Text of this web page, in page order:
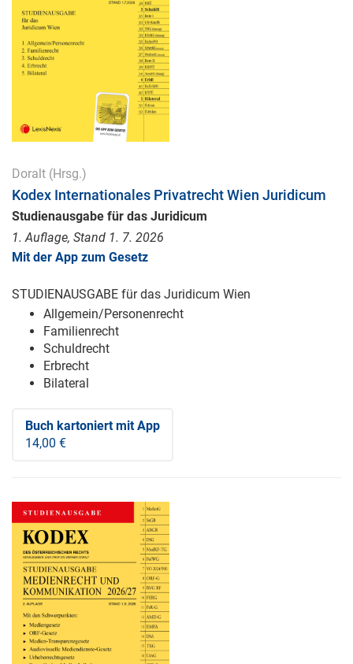
Doralt (Hrsg.)
Kodex Internationales Privatrecht Wien Juridicum
Studienausgabe für das Juridicum
1. Auflage, Stand 1. 7. 2026
Mit der App zum Gesetz
STUDIENAUSGABE für das Juridicum Wien
Allgemein/Personenrecht
Familienrecht
Schuldrecht
Erbrecht
Bilateral
Buch kartoniertmit App
14,00 €